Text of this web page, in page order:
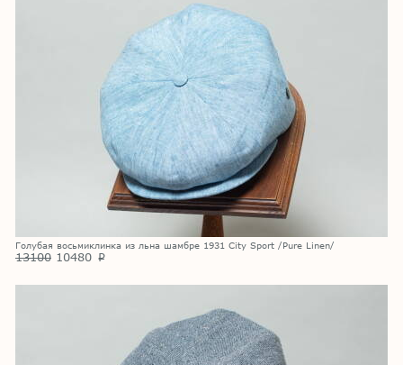
Голубая восьмиклинка из льна шамбре 1931 City Sport /Pure Linen/
13100 10480 p